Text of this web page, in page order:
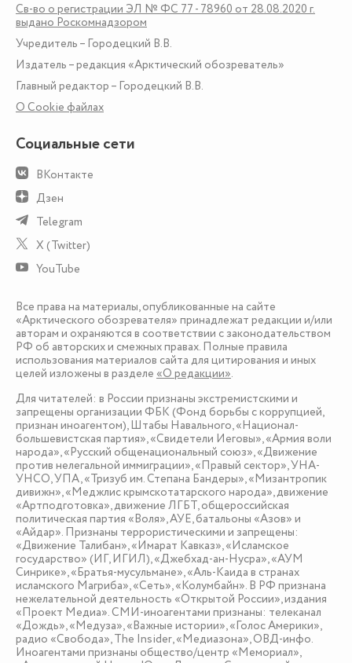
Св-во о регистрации ЭЛ № ФС 77 - 78960 от 28.08.2020 г.
выдано Роскомнадзором
Учредитель – Городецкий В.В.
Издатель – редакция «Арктический обозреватель»
Главный редактор – Городецкий В.В.
О Сookie файлах
Социальные сети
ВКонтакте
Дзен
Telegram
X (Twitter)
YouTube
Все права на материалы, опубликованные на сайте
«Арктического обозревателя» принадлежат редакции и/или
авторам и охраняются в соответствии с законодательством
РФ об авторских и смежных правах. Полные правила
использования материалов сайта для цитирования и иных
целей изложены в разделе «О редакции».
Для читателей: в России признаны экстремистскими и
запрещены организации ФБК (Фонд борьбы с коррупцией,
признан иноагентом), Штабы Навального, «Национал-
большевистская партия», «Свидетели Иеговы», «Армия воли
народа», «Русский общенациональный союз», «Движение
против нелегальной иммиграции», «Правый сектор», УНА-
УНСО, УПА, «Тризуб им. Степана Бандеры», «Мизантропик
дивижн», «Меджлис крымскотатарского народа», движение
«Артподготовка», движение ЛГБТ, общероссийская
политическая партия «Воля», АУЕ, батальоны «Азов» и
«Айдар». Признаны террористическими и запрещены:
«Движение Талибан», «Имарат Кавказ», «Исламское
государство» (ИГ, ИГИЛ), «Джебхад-ан-Нусра», «АУМ
Синрике», «Братья-мусульмане», «Аль-Каида в странах
исламского Магриба», «Сеть», «Колумбайн». В РФ признана
нежелательной деятельность «Открытой России», издания
«Проект Медиа». СМИ-иноагентами признаны: телеканал
«Дождь», «Медуза», «Важные истории», «Голос Америки»,
радио «Свобода», The Insider, «Медиазона», ОВД-инфо.
Иноагентами признаны общество/центр «Мемориал»,